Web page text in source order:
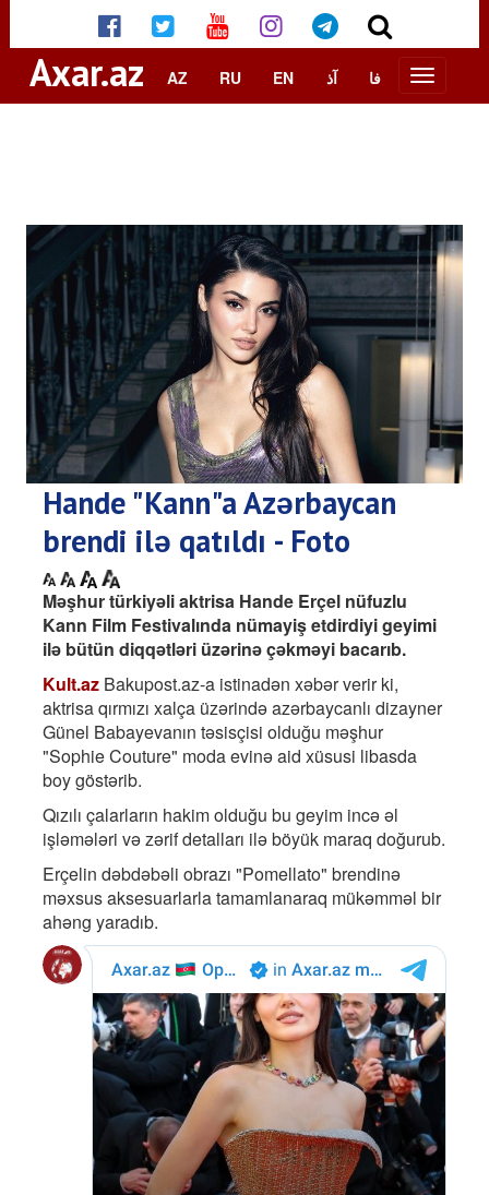
Axar.az AZ RU EN آذ فا
Hande "Kann"a Azərbaycan
brendi ilə qatıldı - Foto
Məşhur türkiyəli aktrisa Hande Erçel nüfuzlu
Kann Film Festivalında nümayiş etdirdiyi geyimi
ilə bütün diqqətləri üzərinə çəkməyi bacarıb.
Kult.az Bakupost.az-a istinadən xəbər verir ki,
aktrisa qırmızı xalça üzərində azərbaycanlı dizayner
Günel Babayevanın təsisçisi olduğu məşhur
"Sophie Couture" moda evinə aid xüsusi libasda
boy göstərib.
​Qızılı çalarların hakim olduğu bu geyim incə əl
işləmələri və zərif detalları ilə böyük maraq doğurub.
Erçelin dəbdəbəli obrazı "Pomellato" brendinə
məxsus aksesuarlarla tamamlanaraq mükəmməl bir
ahəng yaradıb.